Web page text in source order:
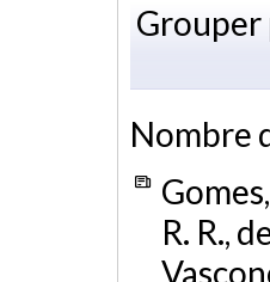
Grouper
Nombre
R. R.,